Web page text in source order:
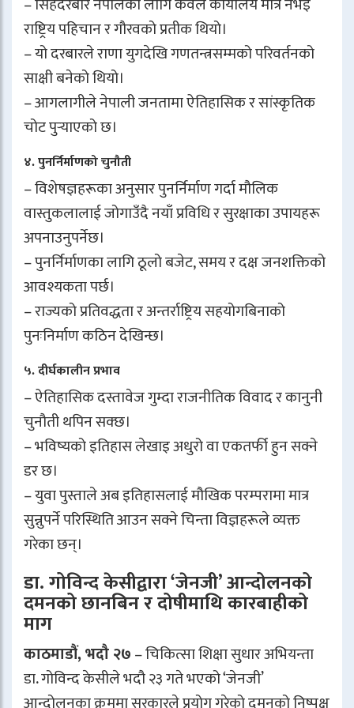
राष्ट्रिय पहिचान र गौरवको प्रतीक थियो।
– यो दरबारले राणा युगदेखि गणतन्त्रसम्मको परिवर्तनको
साक्षी बनेको थियो।
– आगलागीले नेपाली जनतामा ऐतिहासिक र सांस्कृतिक
चोट पुर्‍याएको छ।
४. पुनर्निर्माणको चुनौती
– विशेषज्ञहरूका अनुसार पुनर्निर्माण गर्दा मौलिक
वास्तुकलालाई जोगाउँदै नयाँ प्रविधि र सुरक्षाका उपायहरू
अपनाउनुपर्नेछ।
– पुनर्निर्माणका लागि ठूलो बजेट, समय र दक्ष जनशक्तिको
आवश्यकता पर्छ।
– राज्यको प्रतिवद्धता र अन्तर्राष्ट्रिय सहयोगबिनाको
पुनःनिर्माण कठिन देखिन्छ।
५. दीर्घकालीन प्रभाव
– ऐतिहासिक दस्तावेज गुम्दा राजनीतिक विवाद र कानुनी
चुनौती थपिन सक्छ।
– भविष्यको इतिहास लेखाइ अधुरो वा एकतर्फी हुन सक्ने
डर छ।
– युवा पुस्ताले अब इतिहासलाई मौखिक परम्परामा मात्र
सुन्नुपर्ने परिस्थिति आउन सक्ने चिन्ता विज्ञहरूले व्यक्त
गरेका छन्।
डा. गोविन्द केसीद्वारा ‘जेनजी’ आन्दोलनको
दमनको छानबिन र दोषीमाथि कारबाहीको
माग
काठमाडौं, भदौ २७– चिकित्सा शिक्षा सुधार अभियन्ता
डा. गोविन्द केसीले भदौ २३ गते भएको ‘जेनजी’